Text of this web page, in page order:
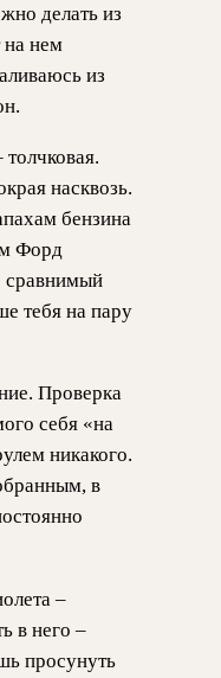
делать из
на нем
из
насквозь.
бензина
Форд
сравнимый
тебя на пару
Проверка
себя «на
никакого.
в
–
в него –
просунуть